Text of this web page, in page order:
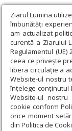
Ziarul Lumina
îmbunătăți
am actualizat
curentă a Ziarului
Regulamentul
ceea ce privește
libera circulație a
Website-ul nostru
înțelege conținutul
Website-ul
cookie conform
orice moment
din Politica de
Ziarul Lumina › Pr.
Pr. Florin